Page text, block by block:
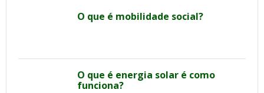
O que é mobilidade social?
O que é energia solar é como
funciona?